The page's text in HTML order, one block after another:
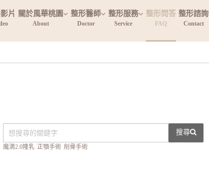
片 關於風華桃園
About
整形醫師
Doctor
整形服務
Service
整形問答
FAQ
整形諮詢
Contact
搜尋
魔滴2.0隆乳 正顎手術 削骨手術